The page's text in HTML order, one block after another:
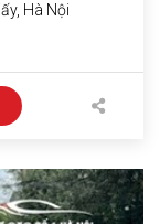
Hà Nội